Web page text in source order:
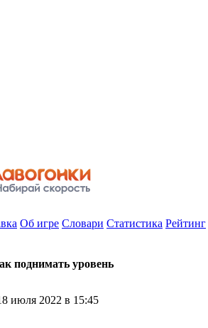
Об игре Словари Статистика Рейтинг
поднимать уровень
июля 2022 в 15:45